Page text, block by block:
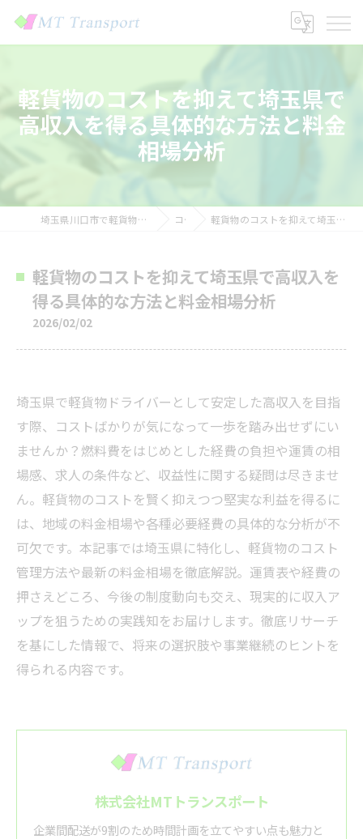
軽貨物のコストを抑えて埼玉県で
高収入を得る具体的な方法と料金
相場分析
埼玉県川口市で軽貨物の求人なら株式会社MTトランスポート コラム 軽貨物のコストを抑えて埼玉県で高収入を得る具体的な方法と料金相場分析
軽貨物のコストを抑えて埼玉県で高収入を
得る具体的な方法と料金相場分析
2026/02/02
埼玉県で軽貨物ドライバーとして安定した高収入を目指
す際、コストばかりが気になって一歩を踏み出せずにい
ませんか？燃料費をはじめとした経費の負担や運賃の相
場感、求人の条件など、収益性に関する疑問は尽きませ
ん。軽貨物のコストを賢く抑えつつ堅実な利益を得るに
は、地域の料金相場や各種必要経費の具体的な分析が不
可欠です。本記事では埼玉県に特化し、軽貨物のコスト
管理方法や最新の料金相場を徹底解説。運賃表や経費の
押さえどころ、今後の制度動向も交え、現実的に収入ア
ップを狙うための実践知をお届けします。徹底リサーチ
を基にした情報で、将来の選択肢や事業継続のヒントを
得られる内容です。
株式会社MTトランスポート
企業間配送が9割のため時間計画を立てやすい点も魅力と